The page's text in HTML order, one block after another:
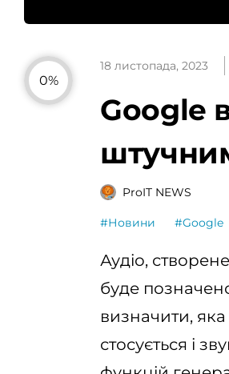
0%
18 листопада, 2023
Google
ProIT NEWS
#Новини #Google
Аудіо,
буде
визначити,
стосується і